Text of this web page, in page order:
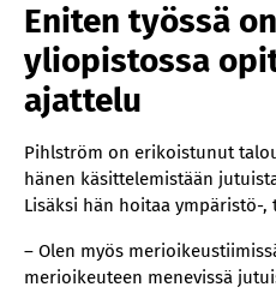
Eniten työssä
yliopistossa
ajattelu
Pihlström on erikoistunut
hänen käsittelemistään
Lisäksi hän hoitaa ympäristö-
– Olen myös
merioikeuteen menevissä